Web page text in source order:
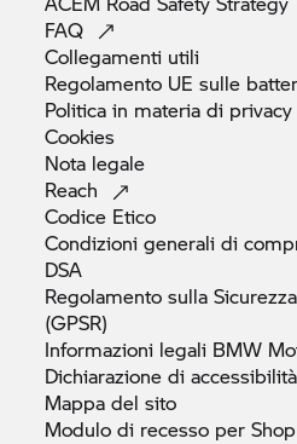
FAQ
Collegamenti utili
Regolamento UE sulle
Politica in materia di privacy
Cookies
Nota legale
Reach
Codice Etico
Condizioni generali di
DSA
Regolamento sulla
(GPSR)
Informazioni legali BMW
Dichiarazione diaccessibilità
Mappa delsito
Modulo di recesso per